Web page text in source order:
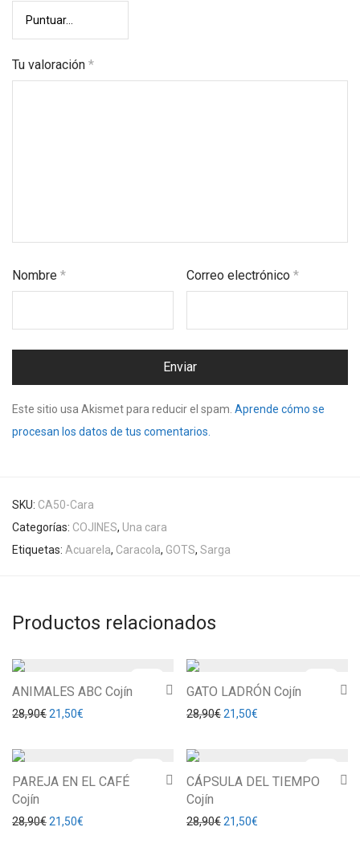
Tu valoración *
Nombre * Correo electrónico*
Este sitio usa Akismet para reducir el spam. Aprende cómo se
procesan los datos de tus comentarios.
SKU: CA50-Cara
Categorías: COJINES, Una cara
Etiquetas: Acuarela, Caracola, GOTS, Sarga
Productos relacionados
ANIMALES ABC Cojín
28,90€El precio original era: 28,90€.
21,50€ El precio actual es: 21,50€.
GATO LADRÓN Cojín
28,90€El precio original era:
21,50€
PAREJA EN EL CAFÉ
Cojín
28,90€El precio original era: 28,90€.
21,50€ El precio actual es: 21,50€.
CÁPSULA DEL TIEMPO
Cojín
28,90€El precio original era:
21,50€